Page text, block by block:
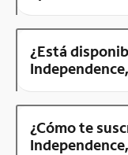
¿Está
¿Cómo te